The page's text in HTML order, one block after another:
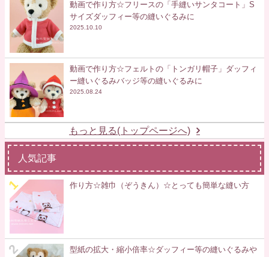
動画で作り方☆フリースの「手縫いサンタコート」S
サイズダッフィー等の縫いぐるみに
2025.10.10
動画で作り方☆フェルトの「トンガリ帽子」ダッフィ
ー縫いぐるみバッジ等の縫いぐるみに
2025.08.24
もっと見る(トップページへ)
人気記事
作り方☆雑巾（ぞうきん）☆とっても簡単な縫い方
型紙の拡大・縮小倍率☆ダッフィー等の縫いぐるみや